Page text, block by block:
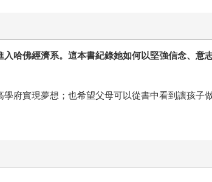
哈佛經濟系。這本書紀錄她如何以堅強信念、意
府實現夢想；也希望父母可以從書中看到讓孩子